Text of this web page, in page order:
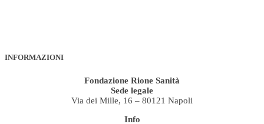
INFORMAZIONI
Fondazione Rione Sanità
Sede legale
Via dei Mille, 16 – 80121 Napoli
Info